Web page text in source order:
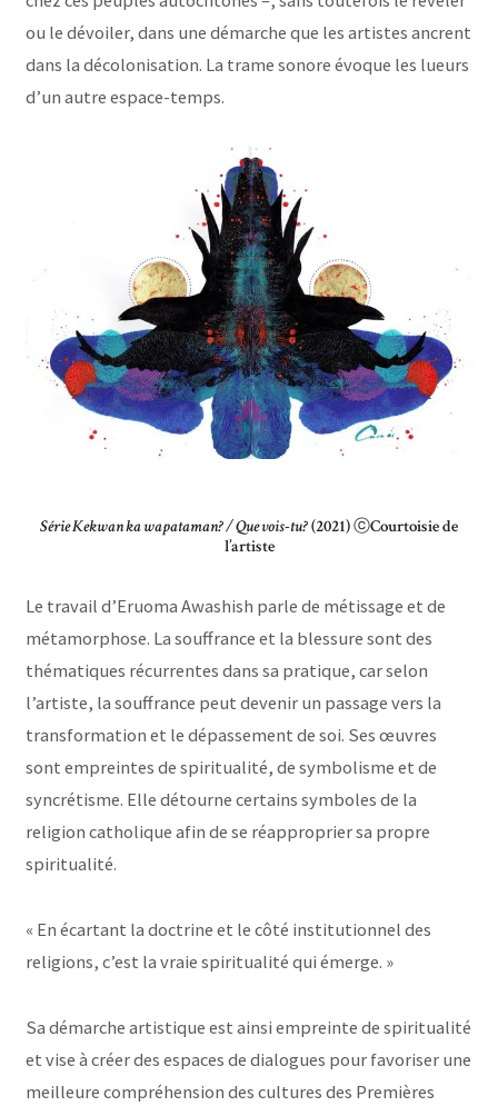
ou le dévoiler, dans une démarche que les artistes ancrent
dans la décolonisation. La trame sonore évoque les lueurs
d’un autre espace-temps.
Série Kekwan ka wapataman? / Que vois-tu?(2021)ⓒCourtoisie de
l’artiste
Le travail d’Eruoma Awashish parle de métissage et de
métamorphose. La souffrance et la blessure sont des
thématiques récurrentes dans sa pratique, car selon
l’artiste, la souffrance peut devenir un passage vers la
transformation et le dépassement de soi. Ses œuvres
sont empreintes de spiritualité, de symbolisme et de
syncrétisme. Elle détourne certains symboles de la
religion catholique afin de se réapproprier sa propre
spiritualité.
« En écartant la doctrine et le côté institutionnel des
religions, c’est la vraie spiritualité qui émerge. »
Sa démarche artistique est ainsi empreinte de spiritualité
et vise à créer des espaces de dialogues pour favoriser une
meilleure compréhension des cultures des Premières